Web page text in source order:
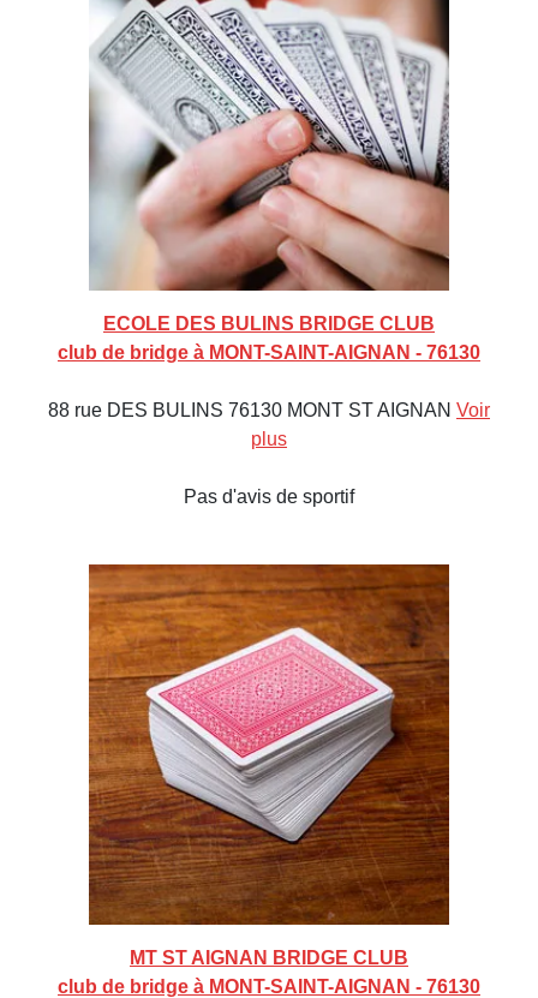
ECOLE DES BULINS BRIDGE CLUB
club de bridge à MONT-SAINT-AIGNAN - 76130
88 rue DES BULINS 76130 MONT ST AIGNAN Voir
plus
Pas d'avis de sportif
MT ST AIGNAN BRIDGE CLUB
club de bridge à MONT-SAINT-AIGNAN - 76130